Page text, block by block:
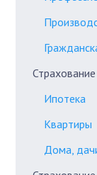
Ипотека
Квартиры
Дома,